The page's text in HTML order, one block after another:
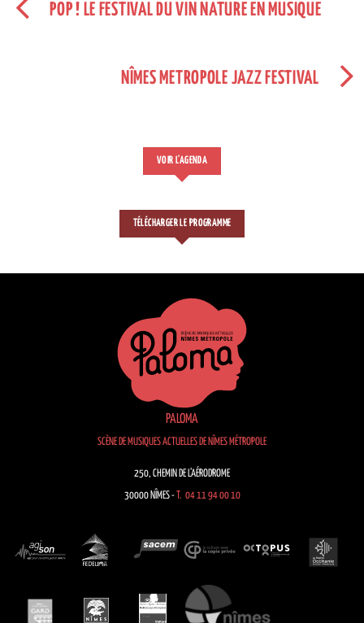
POP ! LE FESTIVAL DU VIN NATURE EN MUSIQUE
NÎMES METROPOLE JAZZ FESTIVAL
VOIR L'AGENDA
TÉLÉCHARGER LE PROGRAMME
PALOMA
SCÈNE DE MUSIQUES ACTUELLES DE NÎMES MÉTROPOLE
250, CHEMIN DE L’AÉRODROME
30000 NÎMES -T. 04 11 94 00 10